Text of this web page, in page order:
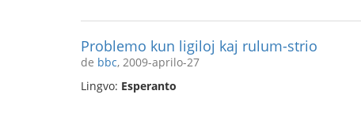
Problemo kun ligiloj kaj rulum-strio
de bbc, 2009-aprilo-27
Lingvo: Esperanto